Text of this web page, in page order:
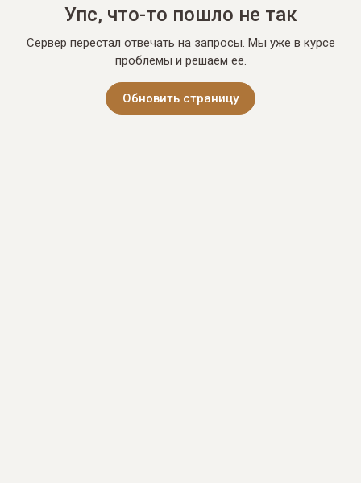
Упс, что-то пошло не так
Сервер перестал отвечать на запросы. Мы уже в курсе
проблемы и решаем её.
Обновить страницу